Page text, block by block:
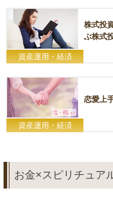
株式投
ぶ株式
資産運用・経済
恋愛上
資産運用・経済
お金×スピリチュア